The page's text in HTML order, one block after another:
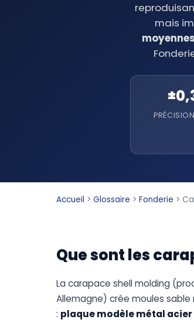
mais
Accueil > Glossaire > Fonderie >
Que sont les
La carapace shell molding
Allemagne) crée moules
: plaque modèle métal acier